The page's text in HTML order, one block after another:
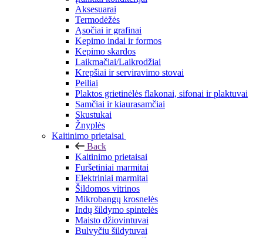
Aksesuarai
Termodėžės
Ąsočiai ir grafinai
Kepimo indai ir formos
Kepimo skardos
Laikmačiai/Laikrodžiai
Krepšiai ir serviravimo stovai
Peiliai
Plaktos grietinėlės flakonai, sifonai ir plaktuvai
Samčiai ir kiaurasamčiai
Skustukai
Žnyplės
Kaitinimo prietaisai
Back
Kaitinimo prietaisai
Furšetiniai marmitai
Elektriniai marmitai
Šildomos vitrinos
Mikrobangų krosnelės
Indų šildymo spintelės
Maisto džiovintuvai
Bulvyčiu šildytuvai